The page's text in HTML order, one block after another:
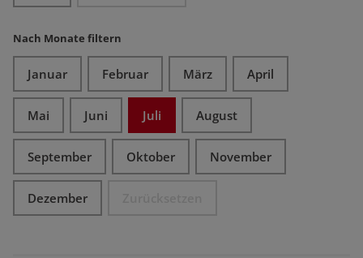
Nach Monate filtern
Januar Februar März April
Mai Juni Juli August
September Oktober November
Dezember